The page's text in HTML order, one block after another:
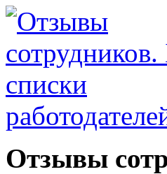
Отзывы